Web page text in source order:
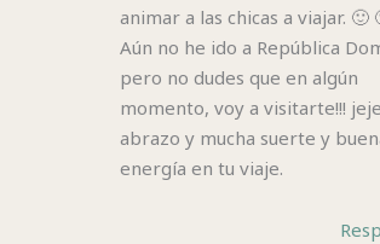
animar a las chicas a viajar. 🙂
Aún no he ido a República
pero no dudes que en algún
momento, voy a visitarte!!!
abrazo y mucha suerte y
energía en tu viaje.